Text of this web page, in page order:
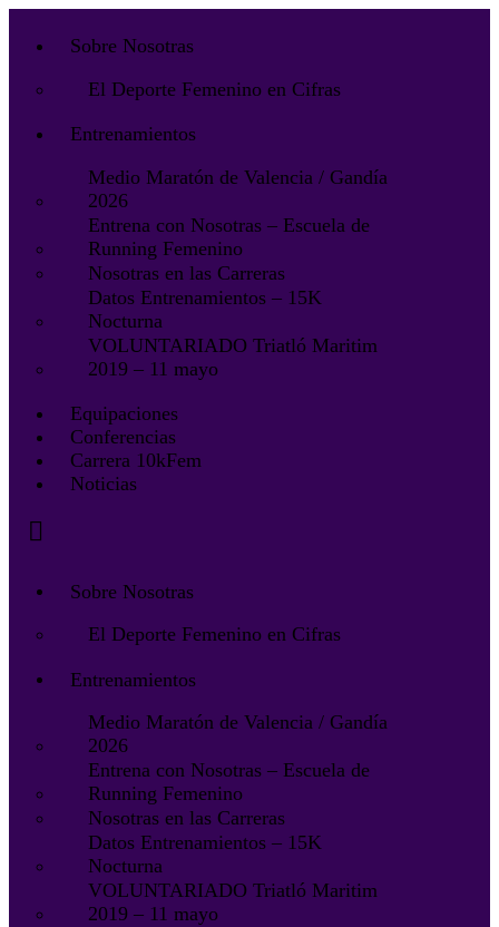
Sobre Nosotras
El Deporte Femenino en Cifras
Entrenamientos
Medio Maratón de Valencia / Gandía
2026
Entrena con Nosotras – Escuela de
Running Femenino
Nosotras en las Carreras
Datos Entrenamientos – 15K
Nocturna
VOLUNTARIADO Triatló Maritim
2019 – 11 mayo
Equipaciones
Conferencias
Carrera 10kFem
Noticias
Sobre Nosotras
El Deporte Femenino en Cifras
Entrenamientos
Medio Maratón de Valencia / Gandía
2026
Entrena con Nosotras – Escuela de
Running Femenino
Nosotras en las Carreras
Datos Entrenamientos – 15K
Nocturna
VOLUNTARIADO Triatló Maritim
2019 – 11 mayo